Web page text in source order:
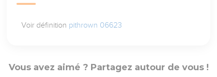
Voir définition pithrown 06623
Vous avez aimé ? Partagez autour de vous !